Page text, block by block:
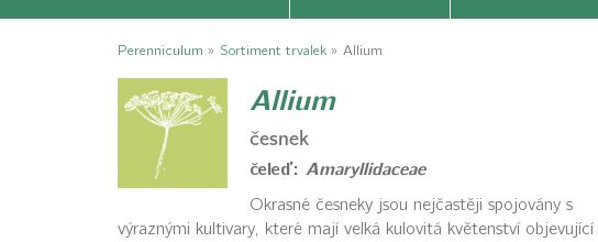
Perenniculum » Sortiment trvalek » Allium
Allium
česnek
čeleď: Amaryllidaceae
Okrasné česneky jsou nejčastěji spojovány s
výraznými kultivary, které mají velká kulovitá květenství objevující